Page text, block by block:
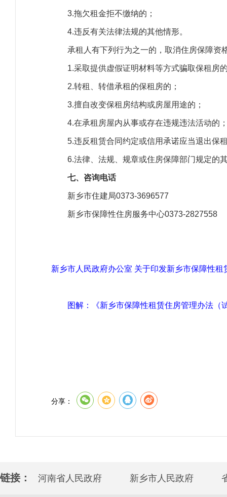
3.拖欠租金拒不缴纳的；
4.违反有关法律法规的其他情形。
承租人有下列行为之一的，取消住房保障资
1.采取提供虚假证明材料等方式骗取保租房
2.转租、转借承租的保租房的；
3.擅自改变保租房结构或房屋用途的；
4.在承租房屋内从事或存在违规违法活动的
5.违反租赁合同约定或信用承诺应当退出保
6.法律、法规、规章或住房保障部门规定的
七、咨询电话
新乡市住建局0373-3696577
新乡市保障性住房服务中心0373-2827558
新乡市人民政府办公室 关于印发新乡市保障性
图解：《新乡市保障性租赁住房管理办法（
分享：
链接： 河南省人民政府 新乡市人民政府